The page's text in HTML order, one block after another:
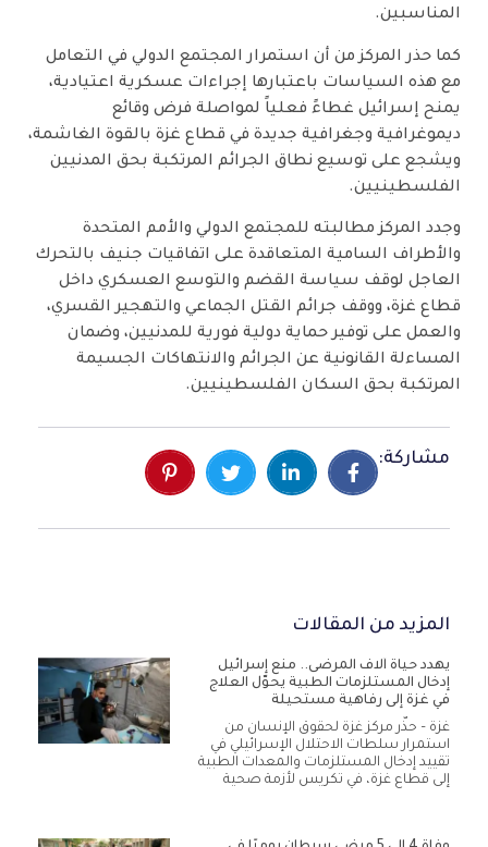
المناسبين.
كما حذر المركز من أن استمرار المجتمع الدولي في التعامل
مع هذه السياسات باعتبارها إجراءات عسكرية اعتيادية،
يمنح إسرائيل غطاءً فعلياً لمواصلة فرض وقائع
ديموغرافية وجغرافية جديدة في قطاع غزة بالقوة الغاشمة،
ويشجع على توسيع نطاق الجرائم المرتكبة بحق المدنيين
الفلسطينيين.
وجدد المركز مطالبته للمجتمع الدولي والأمم المتحدة
والأطراف السامية المتعاقدة على اتفاقيات جنيف بالتحرك
العاجل لوقف سياسة القضم والتوسع العسكري داخل
قطاع غزة، ووقف جرائم القتل الجماعي والتهجير القسري،
والعمل على توفير حماية دولية فورية للمدنيين، وضمان
المساءلة القانونية عن الجرائم والانتهاكات الجسيمة
المرتكبة بحق السكان الفلسطينيين.
مشاركة:
المزيد من المقالات
يهدد حياة آلاف المرضى.. منع إسرائيل
إدخال المستلزمات الطبية يحوّل العلاج
في غزة إلى رفاهية مستحيلة
غزة – حذّر مركز غزة لحقوق الإنسان من
استمرار سلطات الاحتلال الإسرائيلي في
تقييد إدخال المستلزمات والمعدات الطبية
إلى قطاع غزة، في تكريس لأزمة صحية